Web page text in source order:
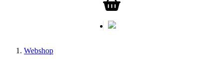
Webshop